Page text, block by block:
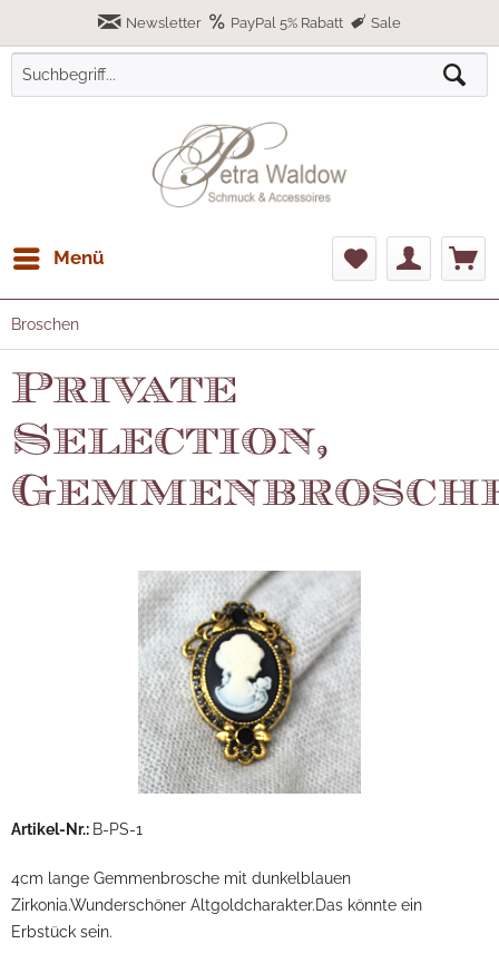
Newsletter PayPal 5% Rabatt Sale
Menü
Broschen
Private
Selection,
Artikel-Nr.: B-PS-1
4cm lange Gemmenbrosche mit dunkelblauen
Zirkonia.Wunderschöner Altgoldcharakter.Das könnte ein
Erbstück sein.